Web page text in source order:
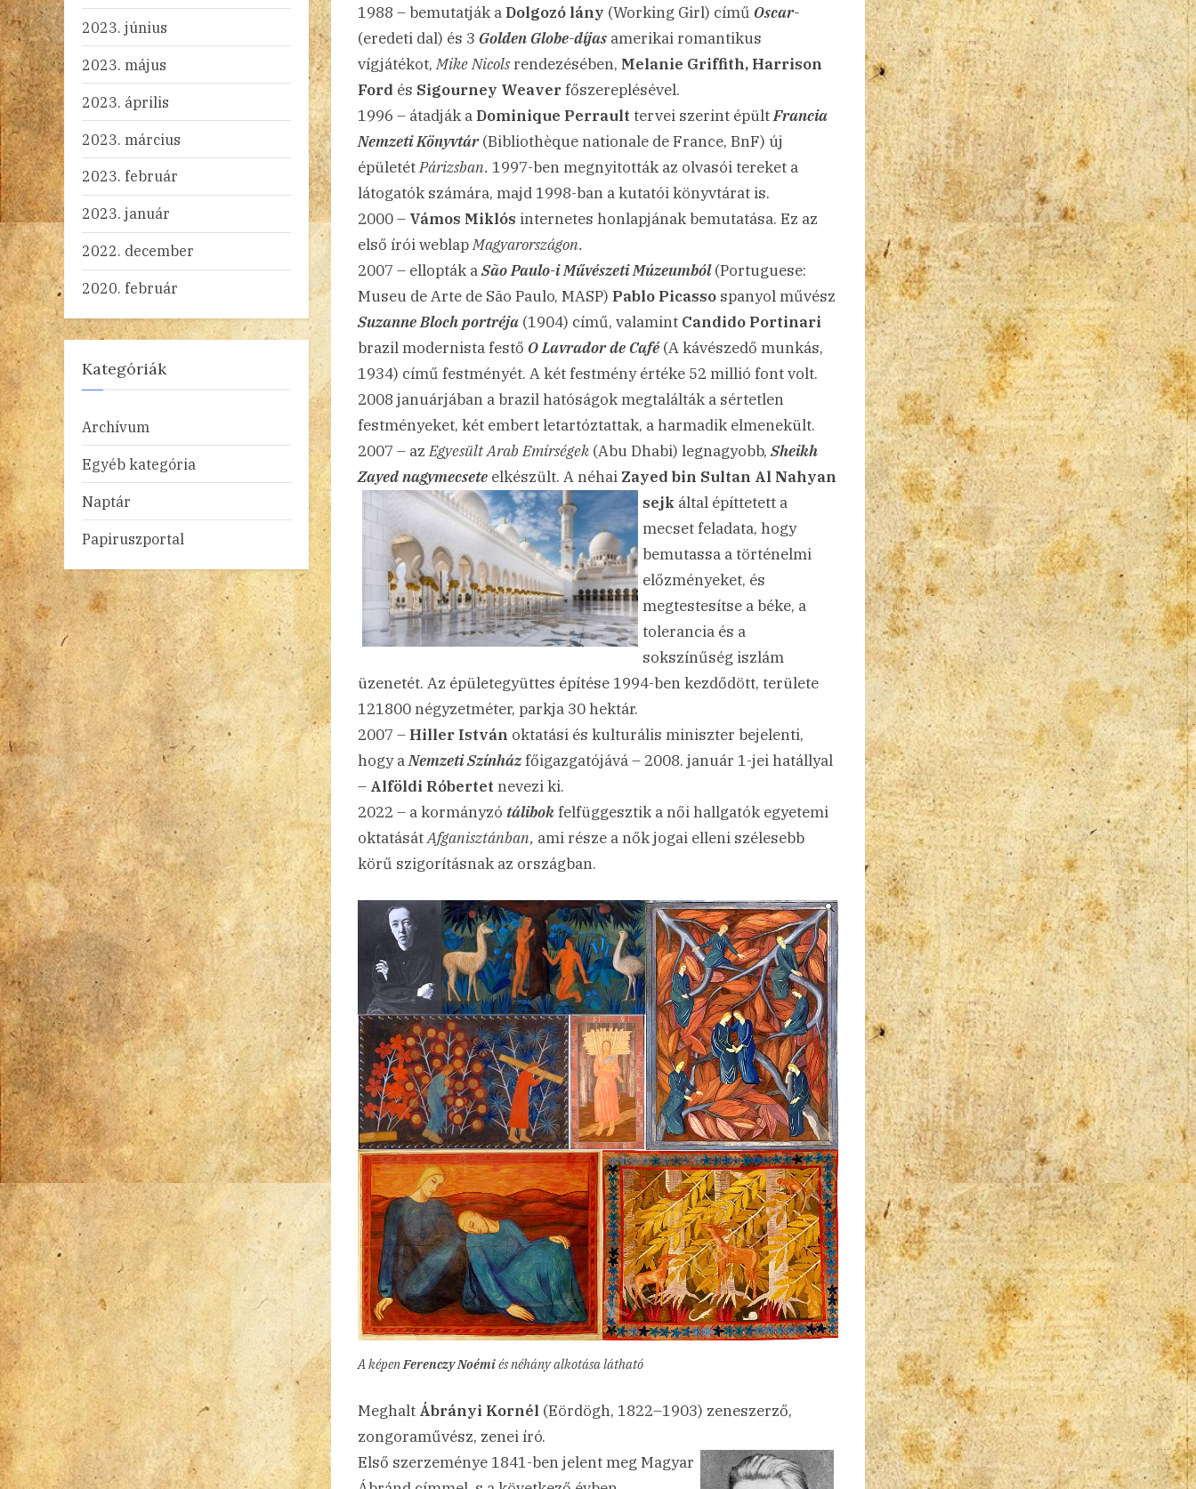
1988 – bemutatják a Dolgozó lány (Working Girl) című Oscar-
(eredeti dal) és 3 Golden Globe-díjas amerikai romantikus
vígjátékot,Mike Nicolsrendezésében, Melanie Griffith, Harrison
Ford és Sigourney Weaverfőszereplésével.
1996 – átadják a Dominique Perrault tervei szerint épültFrancia
Nemzeti Könyvtár(Bibliothèque nationale de France, BnF) új
épületétPárizsban. 1997-ben megnyitották az olvasói tereket a
látogatók számára, majd 1998-ban a kutatói könyvtárat is.
2000 – Vámos Miklós internetes honlapjának bemutatása. Ez az
első írói weblapMagyarországon.
2007 – ellopták aSão Paulo-i Művészeti Múzeumból(Portuguese:
Museu de Arte de São Paulo, MASP) Pablo Picasso spanyol művész
Suzanne Bloch portréja (1904) című, valamint Candido Portinari
brazil modernista festő O Lavrador de Café(A kávészedő munkás,
1934) című festményét. A két festmény értéke 52 millió font volt.
2008 januárjában a brazil hatóságok megtalálták a sértetlen
festményeket, két embert letartóztattak, a harmadik elmenekült.
2007 – azEgyesült Arab Emírségek (Abu Dhabi) legnagyobb,Sheikh
Zayed nagymecsete elkészült. A néhai Zayed bin Sultan Al Nahyan
sejk által építtetett a
mecset feladata, hogy
bemutassa a történelmi
előzményeket, és
megtestesítse a béke, a
tolerancia és a
sokszínűség iszlám
üzenetét. Az épületegyüttes építése 1994-ben kezdődött, területe
121800 négyzetméter, parkja 30 hektár.
2007 – Hiller István oktatási és kulturális miniszter bejelenti,
hogy aNemzeti Színházfőigazgatójává – 2008. január 1-jei hatállyal
– Alföldi Róbertet nevezi ki.
2022 – a kormányzó tálibokfelfüggesztik a női hallgatók egyetemi
oktatásátAfganisztánban, ami része a nők jogai elleni szélesebb
körű szigorításnak az országban.
A képenFerenczy Noémiés néhány alkotása látható
Meghalt Ábrányi Kornél (Eördögh, 1822–1903) zeneszerző,
zongoraművész, zenei író.
Első szerzeménye 1841-ben jelent meg Magyar
2023. június
2023. május
2023. április
2023. március
2023. február
2023. január
2022. december
2020. február
Kategóriák
Archívum
Egyéb kategória
Naptár
Papiruszportal